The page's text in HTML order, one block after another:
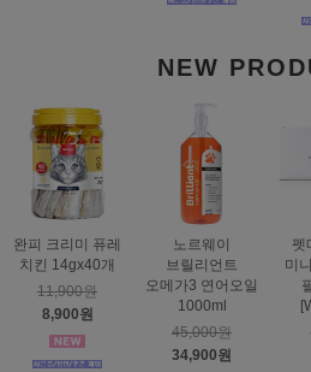
NEW
완피 크리미 퓨레
치킨 14gx40개
11,900원
8,900원
노르웨이
브릴리언트
오메가3 연어오일
1000ml
45,000원
34,900원
펫
미